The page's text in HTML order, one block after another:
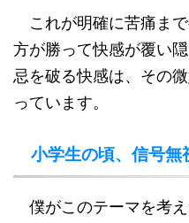
これが明確に苦痛ま
方が勝って快感が覆い
忌を破る快感は、その
っています。
小学生の頃、信号無
僕がこのテーマを考